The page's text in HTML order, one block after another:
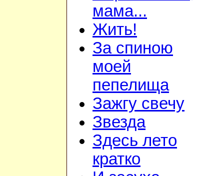
мама...
Жить!
За спиною
моей
пепелища
Зажгу свечу
Звезда
Здесь лето
кратко